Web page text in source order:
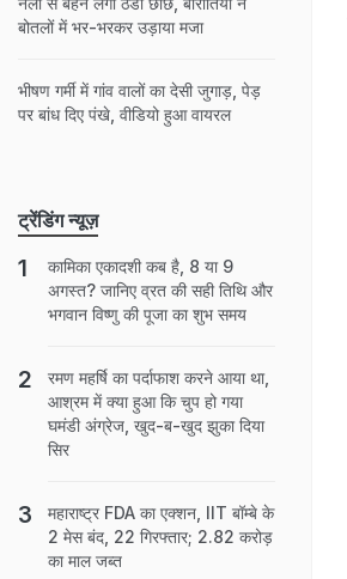
बोतलों में भर-भरकर उड़ाया मजा
भीषण गर्मी में गांव वालों का देसी जुगाड़, पेड़
पर बांध दिए पंखे, वीडियो हुआ वायरल
ट्रेंडिंग न्यूज़
कामिका एकादशी कब है, 8 या 9
अगस्त? जानिए व्रत की सही तिथि और
भगवान विष्णु की पूजा का शुभ समय
रमण महर्षि का पर्दाफाश करने आया था,
आश्रम में क्या हुआ कि चुप हो गया
घमंडी अंग्रेज, खुद-ब-खुद झुका दिया
सिर
महाराष्ट्र FDA का एक्शन, IIT बॉम्बे के
2 मेस बंद, 22 गिरफ्तार; 2.82 करोड़
का माल जब्त